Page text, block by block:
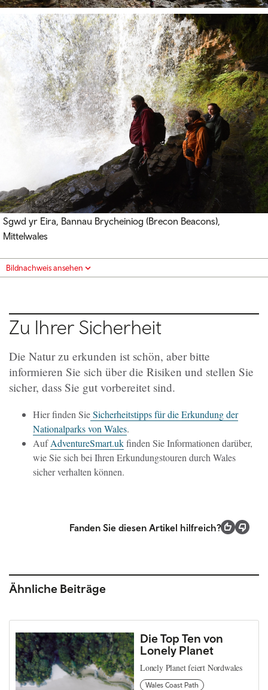
Sgwd yr Eira, Bannau Brycheiniog (Brecon Beacons),
Mittelwales
Bildnachweis ansehen
Zu Ihrer Sicherheit
Die Natur zu erkunden ist schön, aber bitte
informieren Sie sich über die Risiken und stellen Sie
sicher, dass Sie gut vorbereitet sind.
Hier finden SieSicherheitstipps für die Erkundung der
Nationalparks von Wales.
AufAdventureSmart.ukfinden Sie Informationen darüber,
wie Sie sich bei Ihren Erkundungstouren durch Wales
sicher verhalten können.
Fanden Sie diesen Artikel hilfreich?
Ähnliche Beiträge
Die Top Ten von
Lonely Planet
Lonely Planet feiert Nordwales
Wales Coast Path